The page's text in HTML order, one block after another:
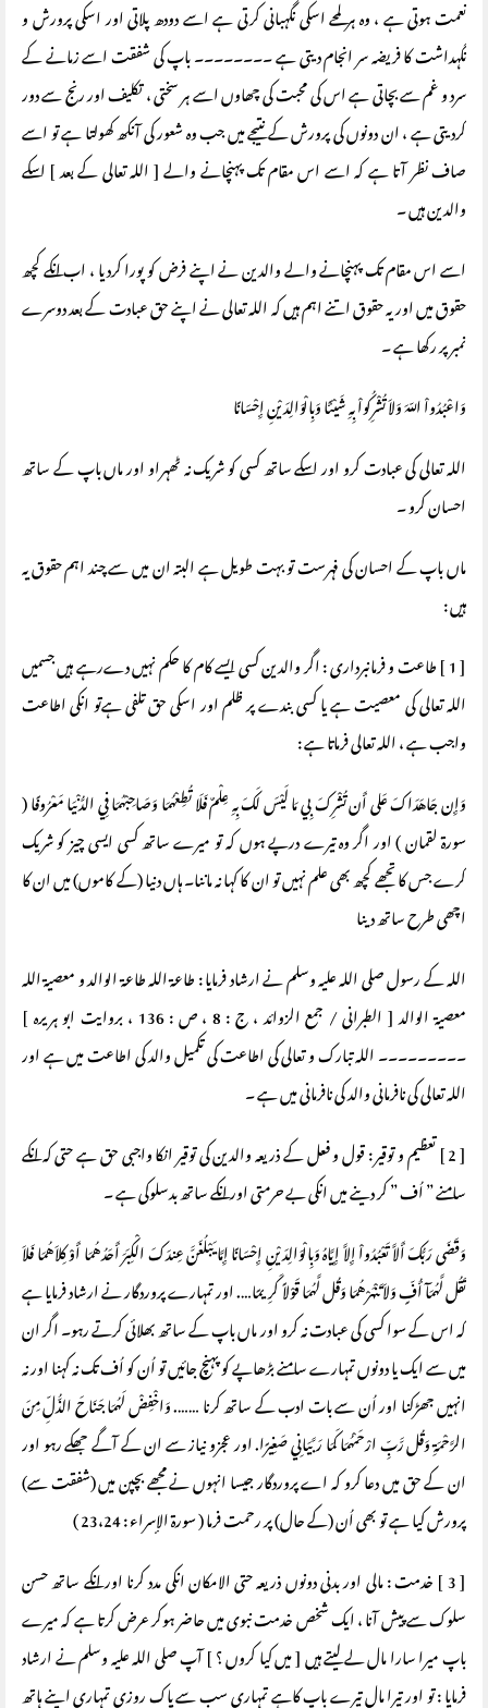
نعمت ہوتی ہے ، وہ ہر لمحے اسکی نگہبانی کرتی ہے اسے دودھ پلاتی اور اسکی پرورش و
نگہداشت کا فریضہ سر انجام دیتی ہے ۔۔۔۔۔۔۔۔ باپ کی شفقت اسے زمانے کے
سرد و غم سے بچاتی ہے اس کی محبت کی چھاوں اسے ہر سختی ، تکلیف اور رنج سے دور
کردیتی ہے ، ان دونوں کی پرورش کے نتیجے میں جب وہ شعور کی آنکھ کھولتا ہے تو اسے
صاف نظر آتا ہے کہ اسے اس مقام تک پہنچانے والے [ اللہ تعالی کے بعد ] اسکے
والدین ہیں ۔
اسے اس مقام تک پہنچانے والے والدین نے اپنے فرض کو پورا کردیا ، اب انکے کچھ
حقوق میں اور یہ حقوق اتنے اہم ہیں کہ اللہ تعالی نے اپنے حق عبادت کے بعد دوسرے
نمبر پر رکھا ہے ۔
وَاعْبُدُواْ اللّهَ وَلاَ تُشْرِكُواْ بِهِ شَيْئًا وَبِالْوَالِدَيْنِ إِحْسَانًا
اللہ تعالی کی عبادت کرو اور اسکے ساتھ کسی کو شریک نہ ٹھہراو اور ماں باپ کے ساتھ
احسان کرو ۔
ماں باپ کے احسان کی فہرست تو بہت طویل ہے البتہ ان میں سے چند اہم حقوق یہ
ہیں :
[ 1 ] طاعت و فرمانبرداری : اگر والدین کسی ایسے کام کا حکم نہیں دےرہے ہیں جسمیں
اللہ تعالی کی معصیت ہے یا کسی بندے پر ظلم اور اسکی حق تلفی ہےتو انکی اطاعت
واجب ہے ، اللہ تعالی فرماتا ہے :
وَإِن جَاهَدَاكَ عَلى أَن تُشْرِكَ بِي مَا لَيْسَ لَكَ بِهِ عِلْمٌ فَلَا تُطِعْهُمَا وَصَاحِبْهُمَا فِي الدُّنْيَا مَعْرُوفًا (
سورة لقمان ) اور اگر وہ تیرے درپے ہوں کہ تو میرے ساتھ کسی ایسی چیز کو شریک
کرے جس کا تجھے کچھ بھی علم نہیں تو ان کا کہا نہ ماننا۔ ہاں دنیا (کے کاموں) میں ان کا
اچھی طرح ساتھ دینا
اللہ کے رسول صلی اللہ علیہ وسلم نے ارشاد فرمایا : طاعۃ اللہ طاعۃ الوالد و معصیۃ اللہ
معصیۃ الوالد [ الطبرانی / جمع الزوائد ، ج : 8 ، ص : 136 ، بروایت ابو ہریرہ ]
۔۔۔۔۔۔۔۔۔ اللہ تبارک و تعالی کی اطاعت کی تکمیل والد کی اطاعت میں ہے اور
اللہ تعالی کی نافرمانی والد کی نافرمانی میں ہے ۔
[ 2 ] تعظیم و توقیر : قول و فعل کے ذریعہ والدین کی توقیر انکا واجبی حق ہے حتی کہ انکے
سامنے ” اُف ” کر دینے میں انکی بے حرمتی اور انکے ساتھ بدسلوکی ہے ۔
وَقَضَى رَبُّكَ أَلاَّ تَعْبُدُواْ إِلاَّ إِيَّاهُ وَبِالْوَالِدَيْنِ إِحْسَانًا إِمَّا يَبْلُغَنَّ عِندَكَ الْكِبَرَ أَحَدُهُمَا أَوْ كِلاَهُمَا فَلاَ
تَقُل لَّهُمَآ أُفٍّ وَلاَ تَنْهَرْهُمَا وَقُل لَّهُمَا قَوْلاً كَرِيمًا…. اور تمہارے پروردگار نے ارشاد فرمایا ہے
کہ اس کے سوا کسی کی عبادت نہ کرو اور ماں باپ کے ساتھ بھلائی کرتے رہو۔ اگر ان
میں سے ایک یا دونوں تمہارے سامنے بڑھاپے کو پہنچ جائیں تو اُن کو اُف تک نہ کہنا اور نہ
انہیں جھڑکنا اور اُن سے بات ادب کے ساتھ کرنا ……. وَاخْفِضْ لَهُمَا جَنَاحَ الذُّلِّ مِنَ
الرَّحْمَةِ وَقُل رَّبِّ ارْحَمْهُمَا كَمَا رَبَّيَانِي صَغِيرًا. اور عجزو نیاز سے ان کے آگے جھکے رہو اور
ان کے حق میں دعا کرو کہ اے پروردگار جیسا انہوں نے مجھے بچپن میں (شفقت سے)
پرورش کیا ہے تو بھی اُن (کے حال) پر رحمت فرما ( سورة الإسراء : 23،24 )
[ 3 ] خدمت : مالی اور بدنی دونوں ذریعہ حتی الامکان انکی مدد کرنا اور انکے ساتھ حسن
سلوک سے پیش آنا ، ایک شخص خدمت نبوی میں حاضر ہوکر عرض کرتا ہے کہ میرے
باپ میرا سارا مال لے لیتے ہیں [ میں کیا کروں ؟ ] آپ صلی اللہ علیہ وسلم نے ارشاد